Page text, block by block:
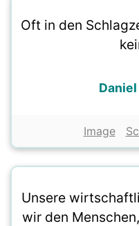
Oft in den
Image
Unsere
wir den